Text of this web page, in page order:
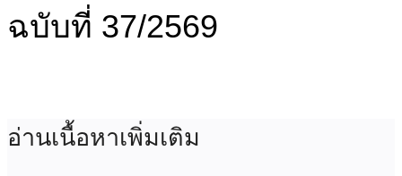
ฉบับที่ 37/2569
อ่านเนื้อหาเพิ่มเติม